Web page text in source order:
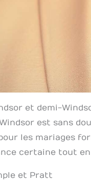
et demi-
est sans
les mariages
certaine tout
et Pratt